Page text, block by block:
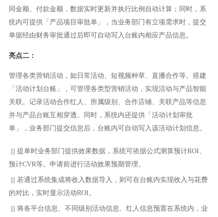
同金额、付款金额，数据实时更新并执行比例自动计算；同时，系
统内可提供「产品项目审批单」，当业务部门有立项需求时，提交
单据经由财务审批通过后即可自动写入台账内相应产品信息。
亮点二：
管理各类营销活动，如日常活动、短视频种草、直播合作等。搭建
「活动计划台账」，可管理各类型营销活动，实现活动与产品智能
关联。记录活动合作红人、所属级别、合作店铺、关联产品等信息
并与产品台账互相穿透。同时，系统内还提供「活动计划审批
单」，业务部门提交信息后，台账内可自动写入该活动计划信息。
||| 提单时业务部门提供效果数据，系统可依据公式测算预计ROI、
预计CVR等。申请前进行活动效果预期管理。
||| 若通过系统集成将收入数据导入，则可在台账内实现收入与花费
的对比，实时显示活动ROI。
||| 将各平台信息、不同级别活动信息、红人信息预置在系统内，业